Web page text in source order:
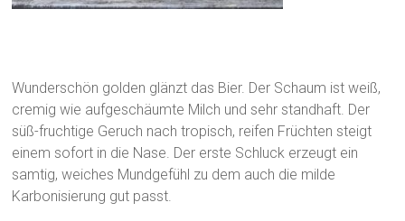
Wunderschön golden glänzt das Bier. Der Schaum ist weiß,
cremig wie aufgeschäumte Milch und sehr standhaft. Der
süß-fruchtige Geruch nach tropisch, reifen Früchten steigt
einem sofort in die Nase. Der erste Schluck erzeugt ein
samtig, weiches Mundgefühl zu dem auch die milde
Karbonisierung gut passt.